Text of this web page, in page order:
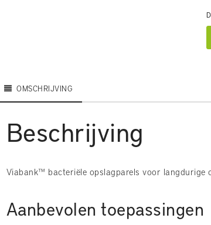
OMSCHRIJVING
Beschrijving
Viabank™ bacteriële opslagparels voor langdurige
Aanbevolen toepassingen